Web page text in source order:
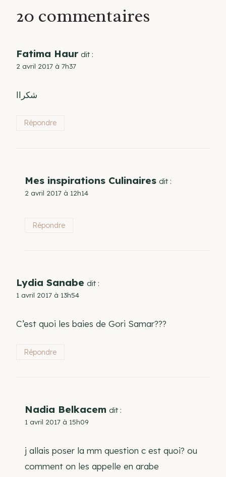
20 commentaires
Fatima Haur dit :
2 avril 2017 à 7h37
شكراا
Répondre
Mes inspirations Culinaires dit :
2 avril 2017 à 12h14
Répondre
Lydia Sanabe dit :
1 avril 2017 à 13h54
C’est quoi les baies de Gori Samar???
Répondre
Nadia Belkacem dit :
1 avril 2017 à 15h09
j allais poser la mm question c est quoi? ou
comment on les appelle en arabe